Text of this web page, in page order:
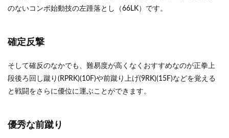
のないコンボ始動技の左踵落とし（66LK）です。
確定反撃
そして確反のなかでも、難易度が高くなくおすすめなのが正拳上
段後ろ回し蹴り(RPRK)(10F)や前蹴り上げ(9RK)(15F)などを覚える
と戦闘をさらに優位に運ぶことができます。
優秀な前蹴り